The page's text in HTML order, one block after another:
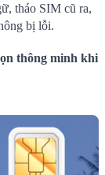
tháo SIM cũ ra,
bị lỗi.
thông minh khi